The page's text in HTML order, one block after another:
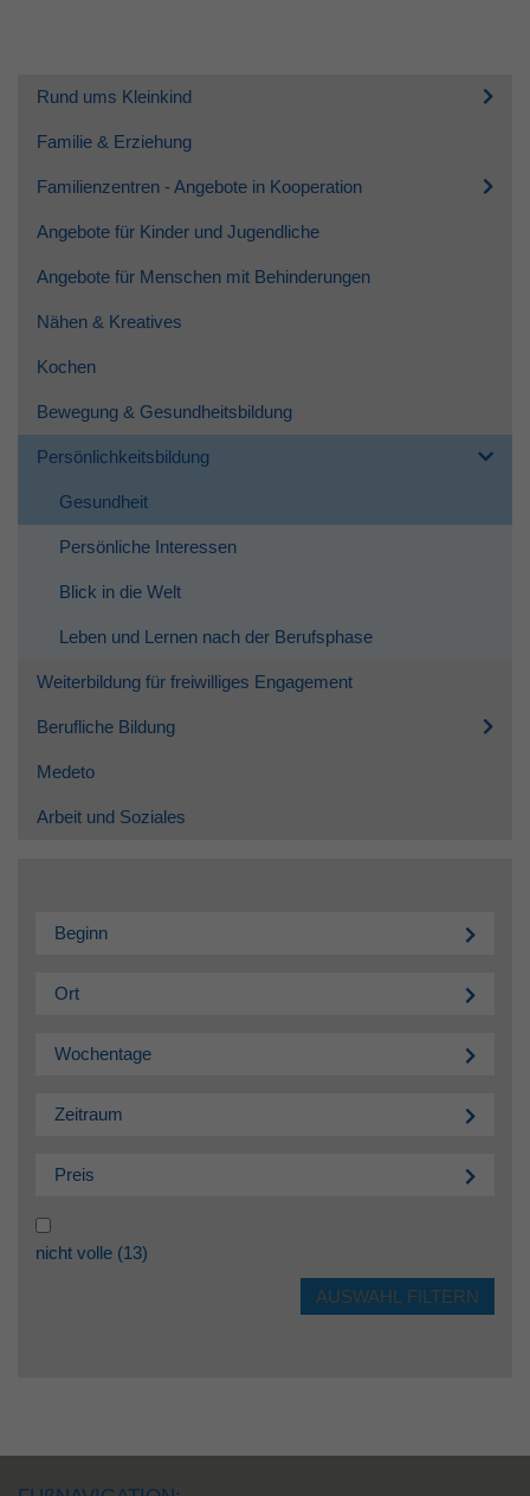
Rund ums Kleinkind
Familie & Erziehung
Familienzentren - Angebote in Kooperation
Angebote für Kinder und Jugendliche
Angebote für Menschen mit Behinderungen
Nähen & Kreatives
Kochen
Bewegung & Gesundheitsbildung
Persönlichkeitsbildung
Gesundheit
Persönliche Interessen
Blick in die Welt
Leben und Lernen nach der Berufsphase
Weiterbildung für freiwilliges Engagement
Berufliche Bildung
Medeto
Arbeit und Soziales
Beginn
Ort
Wochentage
Zeitraum
Preis
nicht volle (13)